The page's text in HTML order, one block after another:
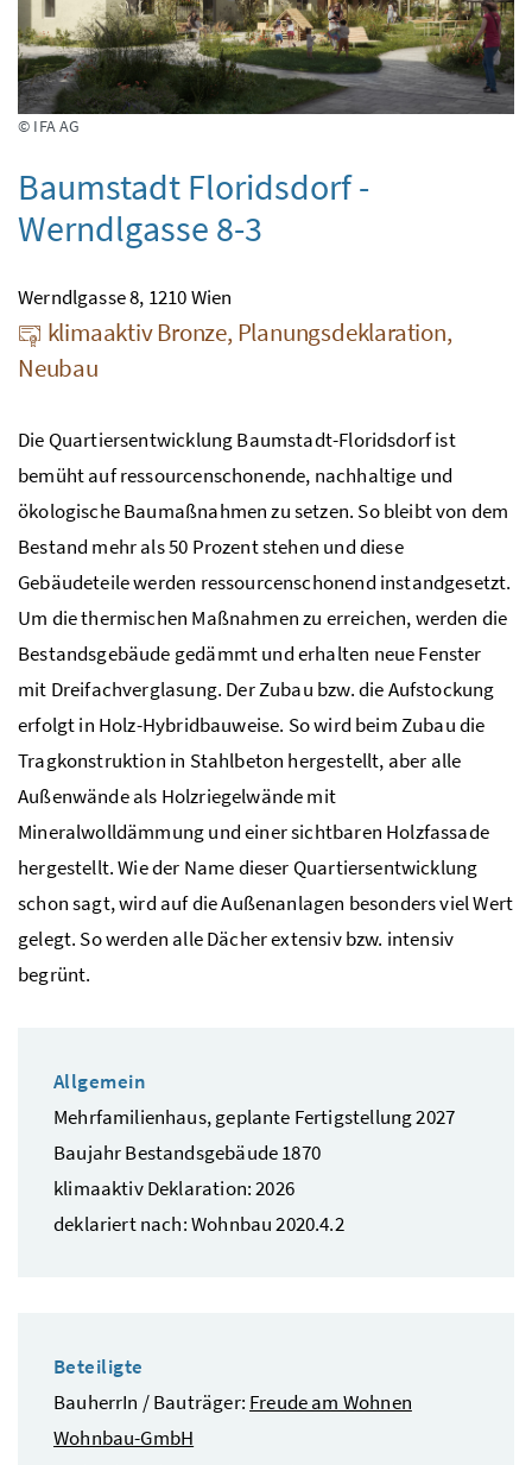
© IFA AG
Baumstadt Floridsdorf -
Werndlgasse 8-3
Werndlgasse 8, 1210 Wien
klimaaktiv Bronze, Planungsdeklaration,
Neubau
Die Quartiersentwicklung Baumstadt-Floridsdorf ist
bemüht auf ressourcenschonende, nachhaltige und
ökologische Baumaßnahmen zu setzen. So bleibt von dem
Bestand mehr als 50 Prozent stehen und diese
Gebäudeteile werden ressourcenschonend instandgesetzt.
Um die thermischen Maßnahmen zu erreichen, werden die
Bestandsgebäude gedämmt und erhalten neue Fenster
mit Dreifachverglasung. Der Zubau bzw. die Aufstockung
erfolgt in Holz-Hybridbauweise. So wird beim Zubau die
Tragkonstruktion in Stahlbeton hergestellt, aber alle
Außenwände als Holzriegelwände mit
Mineralwolldämmung und einer sichtbaren Holzfassade
hergestellt. Wie der Name dieser Quartiersentwicklung
schon sagt, wird auf die Außenanlagen besonders viel Wert
gelegt. So werden alle Dächer extensiv bzw. intensiv
begrünt.
Allgemein
Mehrfamilienhaus, geplante Fertigstellung 2027
Baujahr Bestandsgebäude 1870
klimaaktiv Deklaration: 2026
deklariert nach: Wohnbau 2020.4.2
Beteiligte
BauherrIn / Bauträger: Freude am Wohnen
Wohnbau-GmbH